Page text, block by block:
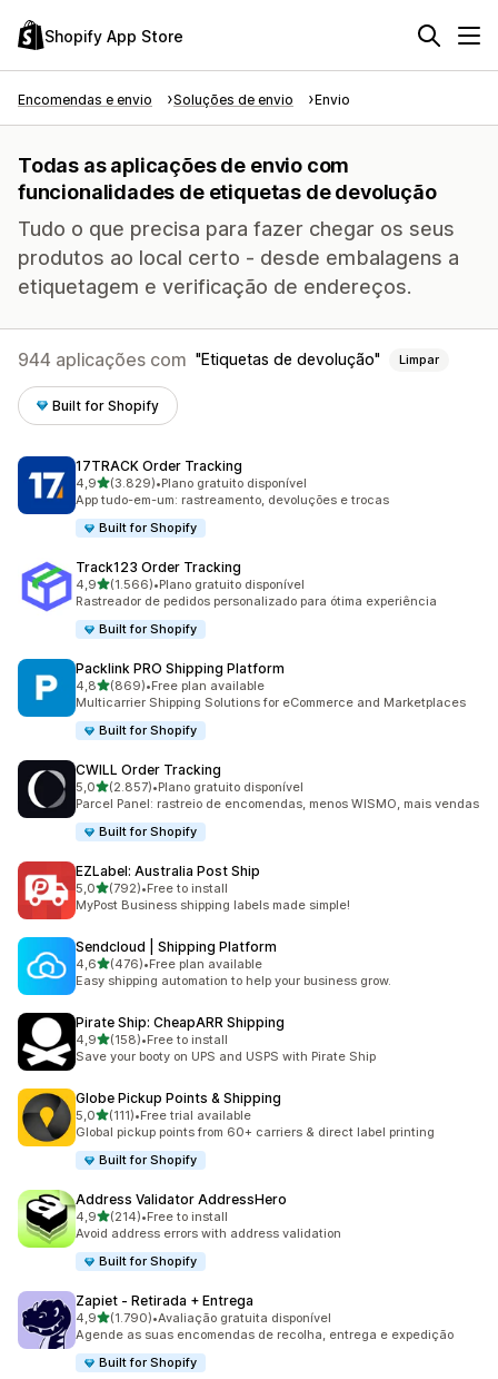
Shopify App Store
Encomendas e envio Soluções de envio Envio
Todas as aplicações de envio com
funcionalidades de etiquetas de devolução
Tudo o que precisa para fazer chegar os seus
produtos ao local certo - desde embalagens a
etiquetagem e verificação de endereços.
944 aplicações com Etiquetas de devolução Limpar
Built for Shopify
17TRACK Order Tracking
4,9de 5 estrelas
(3.829)
3829 total de avaliações
•Plano gratuito disponível
App tudo-em-um: rastreamento, devoluções e trocas
Built for Shopify
Track123 Order Tracking
4,9de 5 estrelas
(1.566)
1566 total de avaliações
•Plano gratuito disponível
Rastreador de pedidos personalizado para ótima experiência
Built for Shopify
Packlink PRO Shipping Platform
4,8de 5 estrelas
(869)
869 total de avaliações
•Free plan available
Multicarrier Shipping Solutions for eCommerce and Marketplaces
Built for Shopify
CWILL Order Tracking
5,0de 5 estrelas
(2.857)
2857 total de avaliações
•Plano gratuito disponível
Parcel Panel: rastreio de encomendas, menos WISMO, mais vendas
Built for Shopify
EZLabel: Australia Post Ship
5,0de 5 estrelas
(792)
792 total de avaliações
•Free to install
MyPost Business shipping labels made simple!
Sendcloud | Shipping Platform
4,6de 5 estrelas
(476)
476 total de avaliações
•Free plan available
Easy shipping automation to help your business grow.
Pirate Ship: CheapARR Shipping
4,9de 5 estrelas
(158)
158 total de avaliações
•Free to install
Save your booty on UPS and USPS with Pirate Ship
Globe Pickup Points & Shipping
5,0de 5 estrelas
(111)
111 total de avaliações
•Free trial available
Global pickup points from 60+ carriers & direct label printing
Built for Shopify
Address Validator AddressHero
4,9de 5 estrelas
(214)
214 total de avaliações
•Free to install
Avoid address errors with address validation
Built for Shopify
Zapiet ‑ Retirada + Entrega
4,9de 5 estrelas
(1.790)
1790 total de avaliações
•Avaliação gratuita disponível
Agende as suas encomendas de recolha, entrega e expedição
Built for Shopify